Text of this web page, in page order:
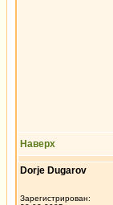
Наверх
Dorje Dugarov
Зарегистрирован: